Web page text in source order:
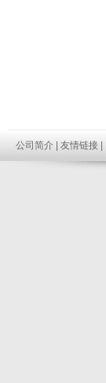
公司简介 友情链接